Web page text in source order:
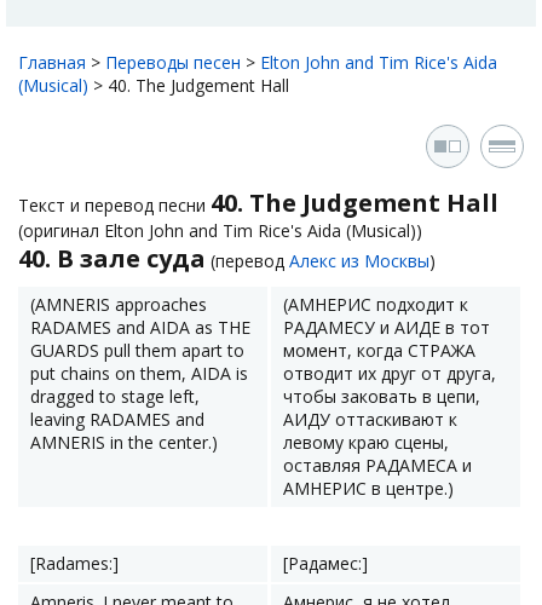
Главная > Переводы песен > Elton John and Tim Rice's Aida
(Musical) > 40. The Judgement Hall
Текст и перевод песни 40. The Judgement Hall
(оригинал Elton John and Tim Rice's Aida (Musical))
40. В зале суда (перевод Алекс из Москвы)
(AMNERIS approaches
RADAMES and AIDA as THE
GUARDS pull them apart to
put chains on them, AIDA is
dragged to stage left,
leaving RADAMES and
AMNERIS in the center.)
(АМНЕРИС подходит к
РАДАМЕСУ и АИДЕ в тот
момент, когда СТРАЖА
отводит их друг от друга,
чтобы заковать в цепи,
АИДУ оттаскивают к
левому краю сцены,
оставляя РАДАМЕСА и
АМНЕРИС в центре.)
[Radames:]
[Радамес:]